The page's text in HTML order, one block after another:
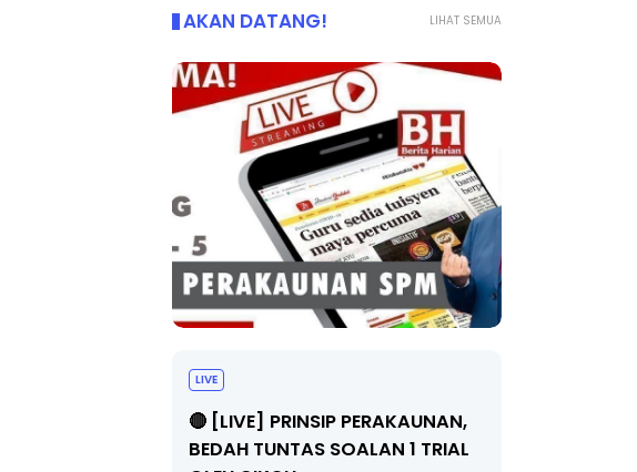
LIHAT SEMUA
AKAN DATANG!
TIMBALAN KETUA PENGARAH
PENDIDIKAN MALAYSIA